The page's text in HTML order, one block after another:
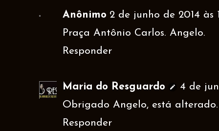
Anônimo 2 de junho de 2014 às
Praça Antônio Carlos. Angelo.
Responder
Maria do Resguardo
4 de
Obrigado Angelo, está alterado.
Responder